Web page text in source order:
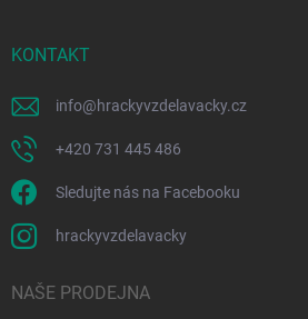
KONTAKT
info@hrackyvzdelavacky.cz
+420 731 445 486
Sledujte nás na Facebooku
hrackyvzdelavacky
NAŠE PRODEJNA